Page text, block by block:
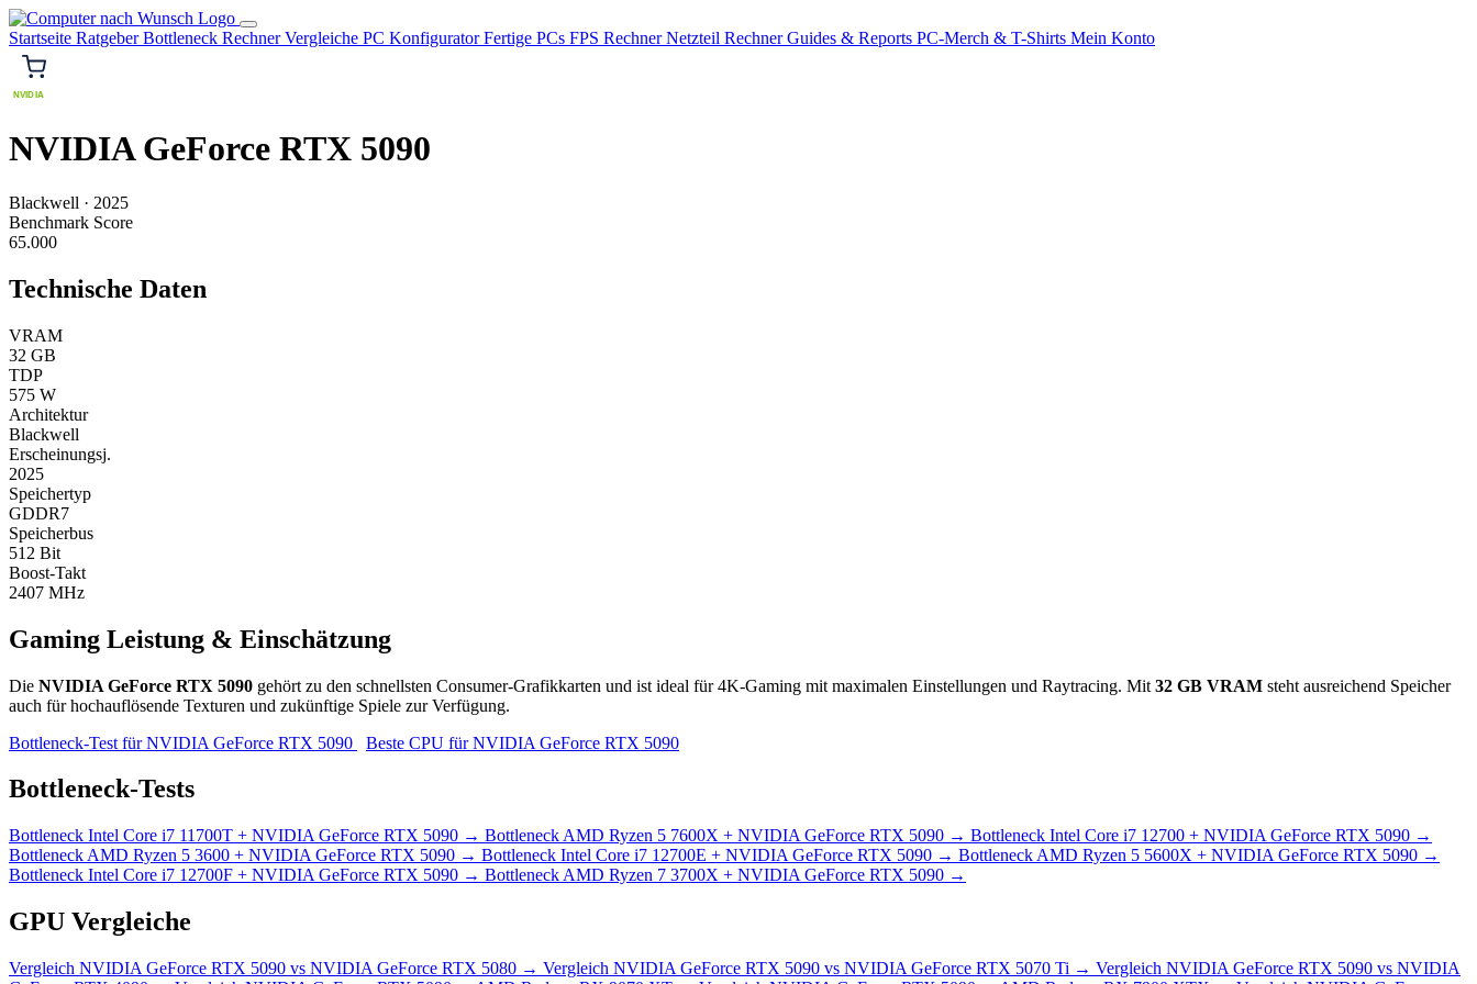
Startseite RatgeberBottleneck RechnerVergleiche PC KonfiguratorFertige PCs FPS RechnerNetzteil RechnerGuides & Reports PC-Merch & T-Shirts Mein Konto
NVIDIA
NVIDIA GeForce RTX 5090
Blackwell · 2025
Benchmark Score
65.000
Technische Daten
VRAM
32 GB
TDP
575 W
Architektur
Blackwell
Erscheinungsj.
2025
Speichertyp
GDDR7
Speicherbus
512 Bit
Boost-Takt
2407 MHz
Gaming Leistung & Einschätzung
Die NVIDIA GeForce RTX 5090 gehört zu den schnellsten Consumer-Grafikkarten und ist ideal für 4K-Gaming mit maximalen Einstellungen und Raytracing. Mit 32 GB VRAM steht ausreichend Speicher
auch für hochauflösende Texturen und zukünftige Spiele zur Verfügung.
Bottleneck-Test für NVIDIA GeForce RTX 5090
Beste CPU für NVIDIA GeForce RTX 5090
Bottleneck-Tests
Bottleneck Intel Core i7 11700T + NVIDIA GeForce RTX 5090 → Bottleneck AMD Ryzen 5 7600X + NVIDIA GeForce RTX 5090 → Bottleneck Intel Core i7 12700 + NVIDIA GeForce RTX 5090 →
Bottleneck AMD Ryzen 5 3600 + NVIDIA GeForce RTX 5090 → Bottleneck Intel Core i7 12700E + NVIDIA GeForce RTX 5090 → Bottleneck AMD Ryzen 5 5600X + NVIDIA GeForce RTX 5090 →
Bottleneck Intel Core i7 12700F + NVIDIA GeForce RTX 5090 → Bottleneck AMD Ryzen 7 3700X + NVIDIA GeForce RTX 5090 →
GPU Vergleiche
Vergleich NVIDIA GeForce RTX 5090 vs NVIDIA GeForce RTX 5080 → Vergleich NVIDIA GeForce RTX 5090 vs NVIDIA GeForce RTX 5070 Ti → Vergleich NVIDIA GeForce RTX 5090 vs NVIDIA